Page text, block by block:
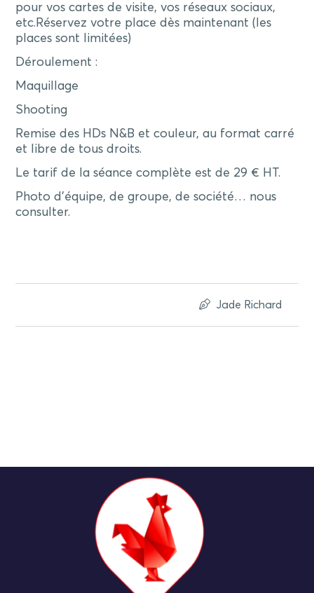
pour vos cartes de visite, vos réseaux sociaux,
etc.Réservez votre place dès maintenant (les
places sont limitées)
Déroulement :
Maquillage
Shooting
Remise des HDs N&B et couleur, au format carré
et libre de tous droits.
Le tarif de la séance complète est de 29 € HT.
Photo d’équipe, de groupe, de société… nous
consulter.
Jade Richard